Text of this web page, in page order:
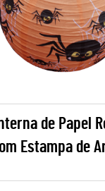
de Papel
Estampa de